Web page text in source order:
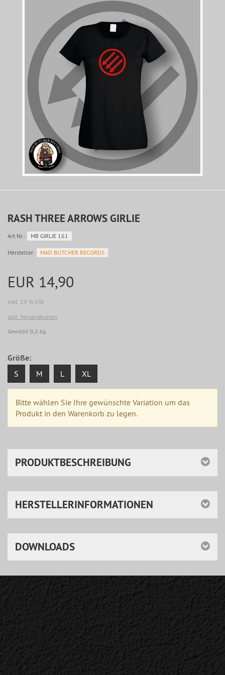
RASH THREE ARROWS GIRLIE
Art.Nr.: MB GIRLIE 161
Hersteller: MAD BUTCHER RECORDS
EUR 14,90
inkl. 19 % USt
zzgl. Versandkosten
Gewicht 0,2 kg
Größe:
S M L XL
Bitte wählen Sie Ihre gewünschte Variation um das
Produkt in den Warenkorb zu legen.
PRODUKTBESCHREIBUNG
HERSTELLERINFORMATIONEN
DOWNLOADS